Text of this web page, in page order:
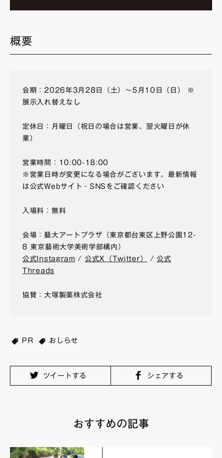
概要
会期：2026年3月28日（土）〜5月10日（日） ※
展示入れ替えなし
定休日：月曜日（祝日の場合は営業、翌火曜日が休
業）
営業時間：10:00-18:00
※営業日時が変更になる場合がございます。最新情報
は公式Webサイト・SNSをご確認ください
入場料：無料
会場：藝大アートプラザ（東京都台東区上野公園12-
8 東京藝術大学美術学部構内）
公式Instagram / 公式X（Twitter） /公式
Threads
協賛：大塚製薬株式会社
PR おしらせ
ツイートする シェアする
おすすめの記事